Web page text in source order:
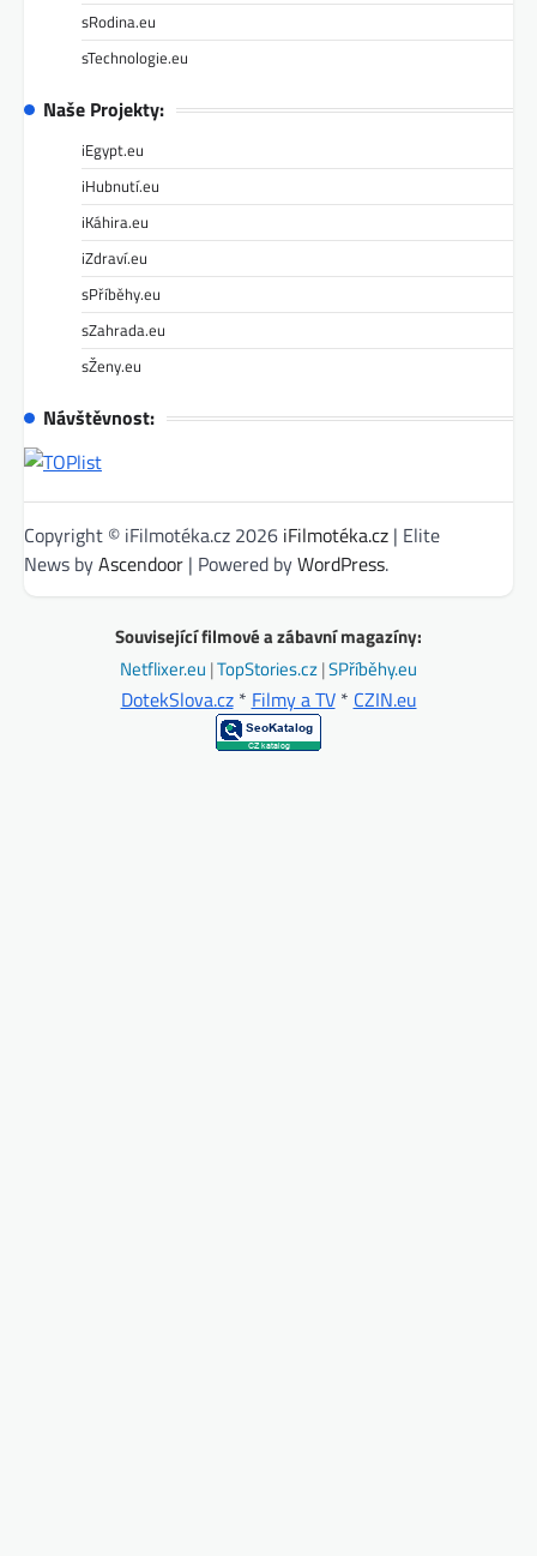
sRodina.eu
sTechnologie.eu
Naše Projekty:
iEgypt.eu
iHubnutí.eu
iKáhira.eu
iZdraví.eu
sPříběhy.eu
sZahrada.eu
sŽeny.eu
Návštěvnost:
Copyright © iFilmotéka.cz 2026 iFilmotéka.cz | Elite
News byAscendoor | Powered byWordPress.
Související filmové a zábavní magazíny:
Netflixer.eu |TopStories.cz|SPříběhy.eu
DotekSlova.cz* Filmy a TV* CZIN.eu